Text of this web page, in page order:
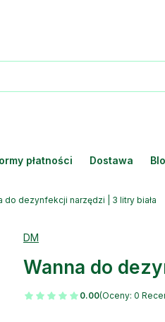
płatności Dostawa
do dezynfekcji narzędzi | 3 litry biała
DM
Wanna do
0.00(Oceny: 0